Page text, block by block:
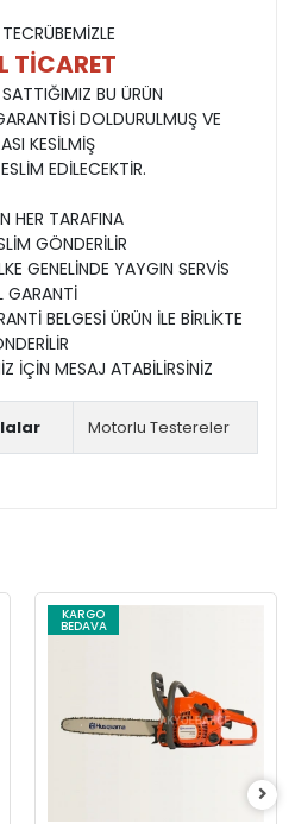
TİCARET
BU ÜRÜN
DOLDURULMUŞ VE
KESİLMİŞ
EDİLECEKTİR.
HER TARAFINA
GÖNDERİLİR
GENELİNDE YAYGIN SERVİS
GARANTİ
BELGESİ ÜRÜN İLE BİRLİKTE
İÇİN MESAJ ATABİLİRSİNİZ
Motorlu Testereler
KARGO
BEDAVA